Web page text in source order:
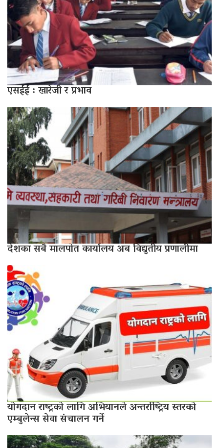
एसईई : खारेजी र प्रभाव
देशका सबै मालपोत कार्यालय अब विद्युतीय प्रणालीमा
योगदान राष्ट्रको लागि अभियानले अन्तर्राष्ट्रिय स्तरको
एम्बुलेन्स सेवा संचालन गर्ने